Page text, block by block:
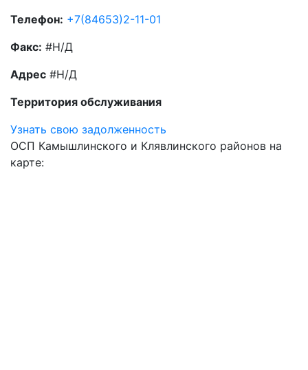
Телефон: +7(84653)2-11-01
Факс: #Н/Д
Адрес #Н/Д
Территория обслуживания
Узнать свою задолженность
ОСП Камышлинского и Клявлинского районов на
карте: